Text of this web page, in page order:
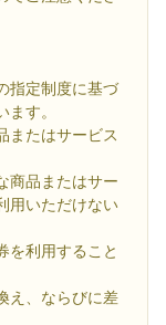
指定制度に基づ
す。
またはサービス
商品またはサー
用いただけない
を利用すること
え、ならびに差